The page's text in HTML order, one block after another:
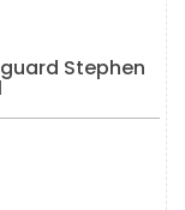
Stephen